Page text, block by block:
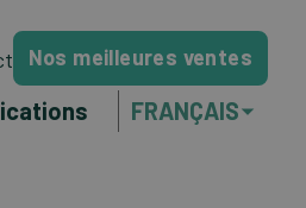
Nos meilleures ventes
FRANÇAIS